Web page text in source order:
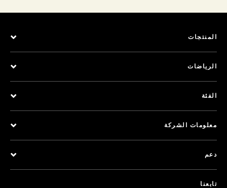
المنتجات
الرياضات
الفئة
معلومات الشركة
دعم
تابعنا